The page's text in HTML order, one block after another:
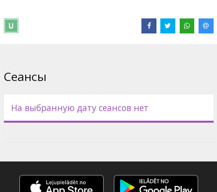
Сеансы
На выбранную дату сеансов нет